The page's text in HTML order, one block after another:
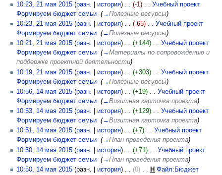
10:23, 21 мая 2015 (разн. история) (-1)
Учебный проект
Формируем бюджет семьи (→Полезные ресурсы)
10:23, 21 мая 2015 (разн. история) (-65)
Учебный проект
Формируем бюджет семьи (→Полезные ресурсы)
10:21, 21 мая 2015 (разн. история) (+144)
Учебный проект
Формируем бюджет семьи (→Материалы по сопровождению и
поддержке проектной деятельности)
10:19, 21 мая 2015 (разн. история) (+303)
Учебный проект
Формируем бюджет семьи (→Полезные ресурсы)
10:56, 14 мая 2015 (разн. история) (+19)
Учебный проект
Формируем бюджет семьи (→Визитная карточка проекта)
10:53, 14 мая 2015 (разн. история) (+129)
Учебный проект
Формируем бюджет семьи (→Визитная карточка проекта)
10:51, 14 мая 2015 (разн. история) (+7)
Учебный проект
Формируем бюджет семьи (→План проведения проекта)
10:50, 14 мая 2015 (разн. история) (+71)
Учебный проект
Формируем бюджет семьи (→План проведения проекта)
10:50, 14 мая 2015 (разн. | история) (0) Н Файл:Бюджет